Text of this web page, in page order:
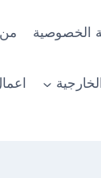
الخصوصية